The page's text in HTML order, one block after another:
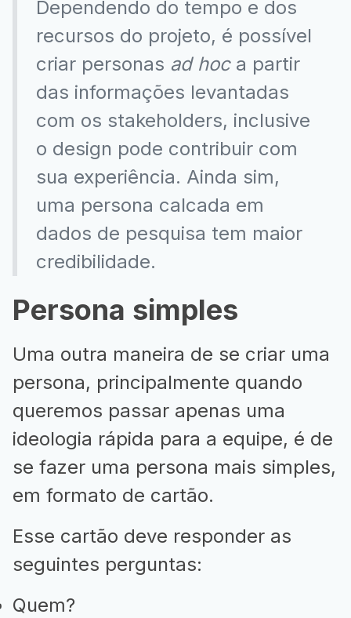
Dependendo do tempo e dos
recursos do projeto, é possível
criar personas ad hoca partir
das informações levantadas
com os stakeholders, inclusive
o design pode contribuir com
sua experiência. Ainda sim,
uma persona calcada em
dados de pesquisa tem maior
credibilidade.
Persona simples
Uma outra maneira de se criar uma
persona, principalmente quando
queremos passar apenas uma
ideologia rápida para a equipe, é de
se fazer uma persona mais simples,
em formato de cartão.
Esse cartão deve responder as
seguintes perguntas:
Quem?